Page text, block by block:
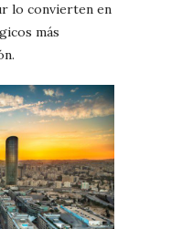
lo convierten en
más